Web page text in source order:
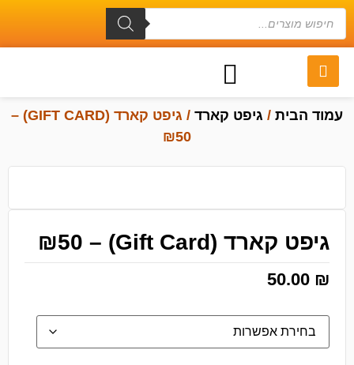
עמוד הבית / גיפט קארד
/ גיפט קארד (GIFT CARD) –
₪50
גיפט קארד (Gift Card) – ₪50
50.00 ₪